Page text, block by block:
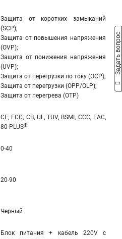
Защита от коротких замыканий
(SCP);
Защита от повышения напряжения
(OVP);
Защита от понижения напряжения
(UVP);
Защита от перегрузки по току (OCP);
Защита от перегрузки (OPP/OLP);
Защита от перегрева (OTP)
CE, FCC, CB, UL, TUV, BSMI, CCC, EAC,
80 PLUS®
0-40
20-90
Черный
Блок питания + кабель 220V с
Задать вопрос